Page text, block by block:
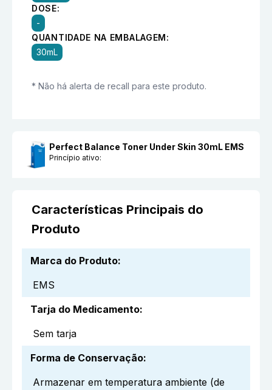
DOSE:
-
QUANTIDADE NA EMBALAGEM:
30mL
* Não há alerta de recall para este produto.
Perfect Balance Toner Under Skin 30mL EMS
Princípio ativo:
Características Principais do
Produto
Marca do Produto:
EMS
Tarja do Medicamento:
Sem tarja
Forma de Conservação:
Armazenar em temperatura ambiente (de